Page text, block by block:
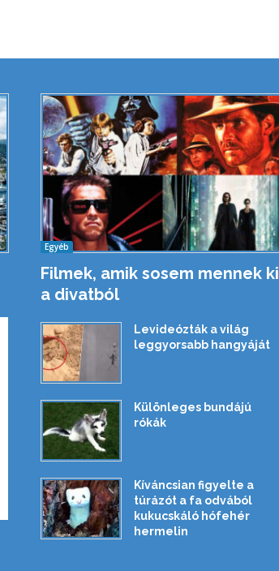
Egyéb
Filmek, amik sosem mennek ki
a divatból
Levideózták a világ
leggyorsabb hangyáját
Különleges bundájú
rókák
Kíváncsian figyelte a
túrázót a fa odvából
kukucskáló hófehér
hermelin